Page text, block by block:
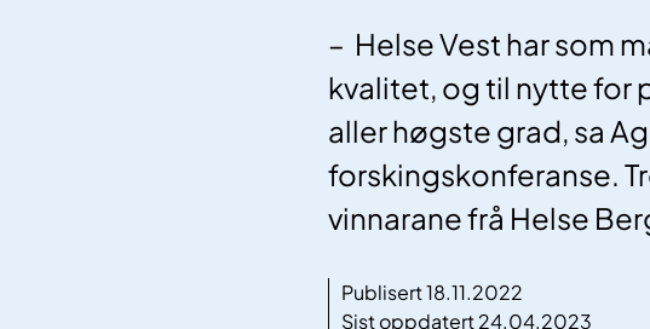
– Helse Vest har som
kvalitet, og til nytte for
aller høgste grad, sa
forskingskonferanse.
vinnarane frå Helse
Publisert 18.11.2022
Sist oppdatert 24.04.2023